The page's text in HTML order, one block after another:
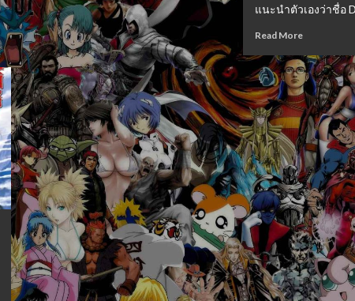
แนะนำตัวเองว่าชื่อ
Read More